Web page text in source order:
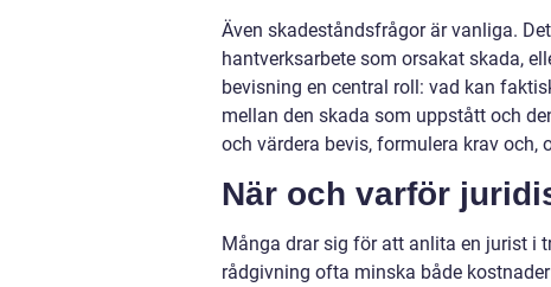
Även skadeståndsfrågor är vanliga.
hantverksarbete som orsakat skada,
bevisning en central roll: vad kan
mellan den skada som uppstått och
och värdera bevis, formulera krav och,
När och varför
Många drar sig för att anlita en jurist i
rådgivning ofta minska både